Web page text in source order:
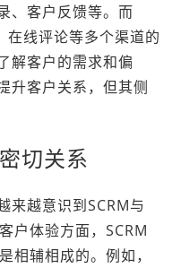
、客户反馈等。而
在线评论等多个渠道的
解客户的需求和偏
升客户关系，但其侧
切关系
来越意识到SCRM与
户体验方面，SCRM
相辅相成的。例如，